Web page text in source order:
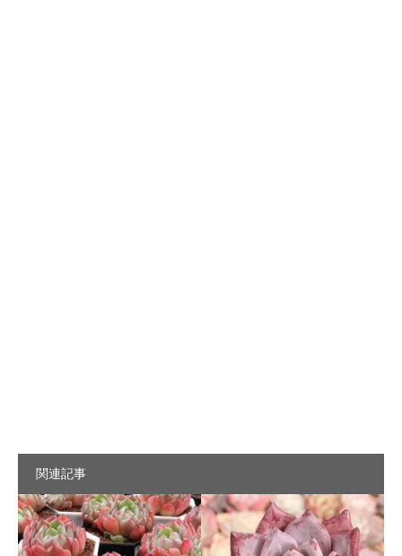
関連記事